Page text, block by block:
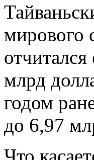
мирового
млрд
годом
до 6,97
Что